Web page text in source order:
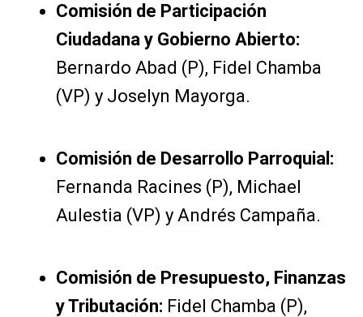
Comisión de Participación
Ciudadana y Gobierno Abierto:
Bernardo Abad (P), Fidel Chamba
(VP) y Joselyn Mayorga.
Comisión de Desarrollo Parroquial:
Fernanda Racines (P), Michael
Aulestia (VP) y Andrés Campaña.
Comisión de Presupuesto, Finanzas
y Tributación: Fidel Chamba (P),